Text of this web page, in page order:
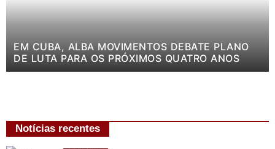
EM CUBA, ALBA MOVIMENTOS DEBATE PLANO
DE LUTA PARA OS PRÓXIMOS QUATRO ANOS
Notícias recentes